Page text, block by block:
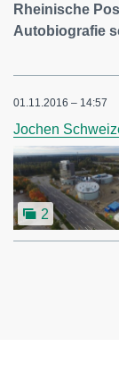
Rheinische
Autobiografie
01.11.2016 – 14:57
Jochen
2